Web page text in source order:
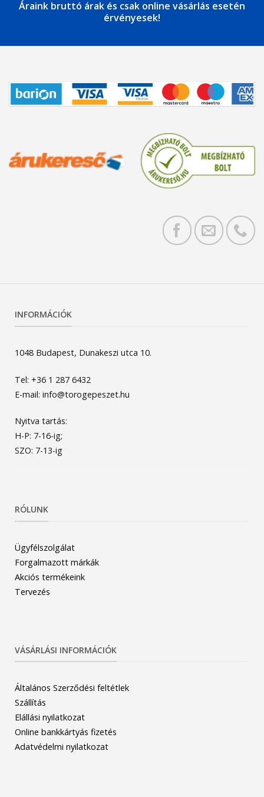
Áraink bruttó árak és csak online vásárlás esetén
érvényesek!
INFORMÁCIÓK
1048 Budapest, Dunakeszi utca 10.
Tel: +36 1 287 6432
E-mail: info@torogepeszet.hu
Nyitva tartás:
H-P: 7-16-ig;
SZO: 7-13-ig
RÓLUNK
Ügyfélszolgálat
Forgalmazott márkák
Akciós termékeink
Tervezés
VÁSÁRLÁSI INFORMÁCIÓK
Általános Szerződési feltétlek
Szállítás
Elállási nyilatkozat
Online bankkártyás fizetés
Adatvédelmi nyilatkozat